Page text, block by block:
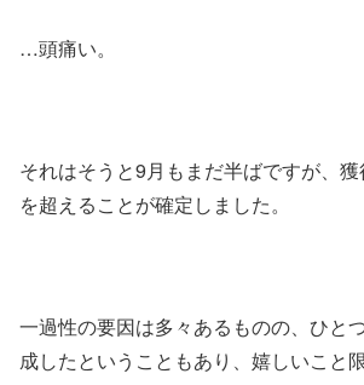
…頭痛い。
それはそうと9月もまだ半ばですが、
を超えることが確定しました。
一過性の要因は多々あるものの、ひと
成したということもあり、嬉しいこと